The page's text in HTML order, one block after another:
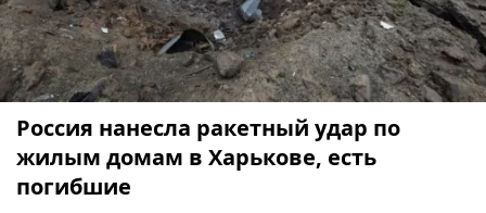
Россия нанесла ракетный удар по
жилым домам в Харькове, есть
погибшие